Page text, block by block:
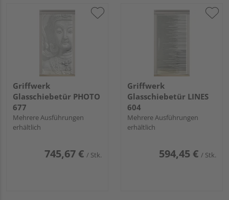
Griffwerk
Glasschiebetür PHOTO
677
Mehrere Ausführungen
erhältlich
745,67 € / Stk.
Griffwerk
Glasschiebetür LINES
604
Mehrere Ausführungen
erhältlich
594,45 € / Stk.